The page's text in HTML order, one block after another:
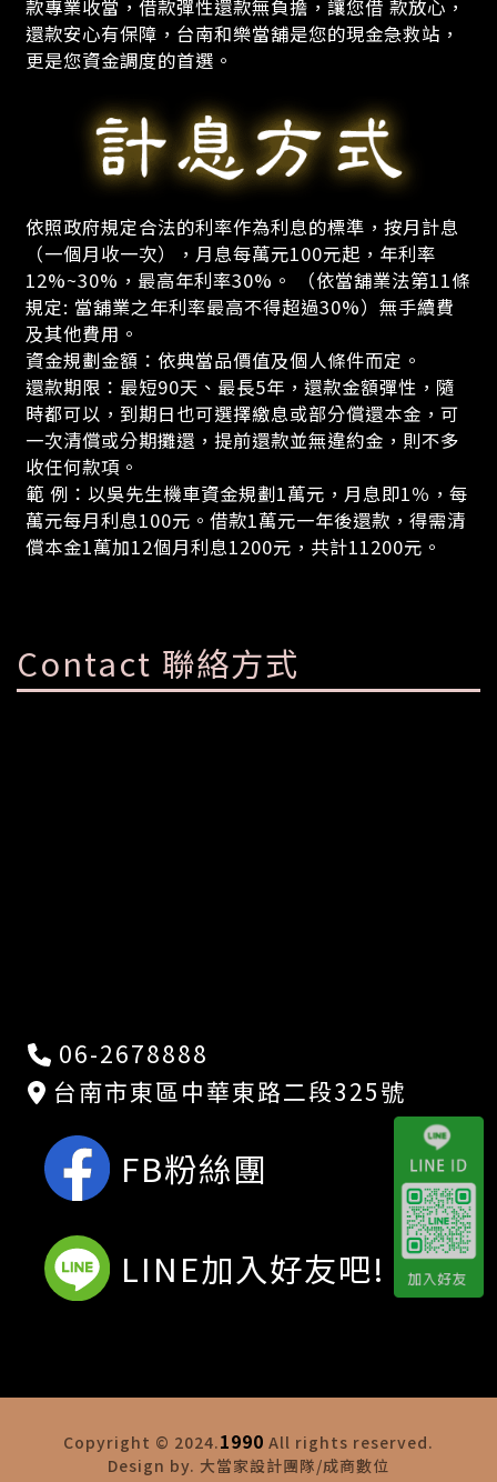
款專業收當，借款彈性還款無負擔，讓您借 款放心，
還款安心有保障，台南和樂當舖是您的現金急救站，
更是您資金調度的首選。
依照政府規定合法的利率作為利息的標準，按月計息
（一個月收一次），月息每萬元100元起，年利率
12%~30%，最高年利率30%。 （依當舖業法第11條
規定: 當舖業之年利率最高不得超過30%）無手續費
及其他費用。
資金規劃金額：依典當品價值及個人條件而定。
還款期限：最短90天、最長5年，還款金額彈性，隨
時都可以，到期日也可選擇繳息或部分償還本金，可
一次清償或分期攤還，提前還款並無違約金，則不多
收任何款項。
範 例：以吳先生機車資金規劃1萬元，月息即1％，每
萬元每月利息100元。借款1萬元一年後還款，得需清
償本金1萬加12個月利息1200元，共計11200元。
Contact 聯絡方式
06-2678888
台南市東區中華東路二段325號
FB粉絲團
LINE加入好友吧!
Copyright © 2024.1990 All rights reserved.
Design by. 大當家設計團隊/成商數位